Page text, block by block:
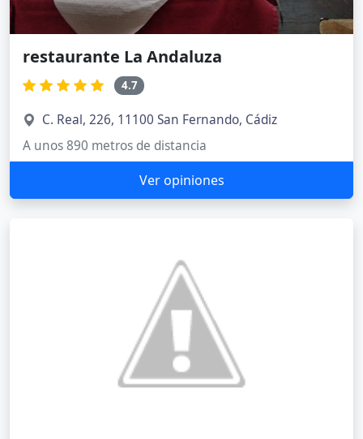
restaurante La Andaluza
4.7
C. Real, 226, 11100 San Fernando, Cádiz
A unos 890 metros de distancia
Ver opiniones